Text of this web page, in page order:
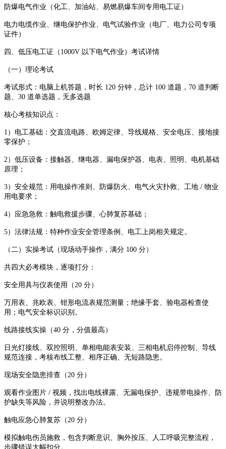
防爆电气作业（化工、加油站、易燃易爆车间专用电工证）
电力电缆作业、继电保护作业、电气试验作业（电厂、电力公司专项
证件）
四、低压电工证（1000V 以下电气作业）考试详情
（一）理论考试
考试形式：电脑上机答题，时长 120 分钟，总计 100 道题，70 道判断
题、30 道单选题，无多选题
核心考核知识点：
1）电工基础：交直流电路、欧姆定律、导线规格、安全电压、接地接
零保护；
2）低压设备：接触器、继电器、漏电保护器、电表、照明、电机基础
原理；
3）安全规范：用电操作准则、防爆防火、电气火灾扑救、工地 / 物业
用电要求；
4）应急急救：触电救援步骤、心肺复苏基础；
5）法律法规：特种作业安全管理条例、电工上岗相关规定。
（二）实操考试（现场动手操作，满分 100 分）
共四大必考模块，逐项打分：
安全用具与仪表使用（20 分）
万用表、兆欧表、钳形电流表规范测量；绝缘手套、验电器检查使
用；电气安全标识识别。
线路接线实操（40 分，分值最高）
日光灯接线、双控照明、单相电能表安装、三相电机启停控制、导线
规范连接，考核布线工整、相序正确、无短路隐患。
现场安全隐患排查（20 分）
观看作业图片 / 视频，找出电线裸露、无漏电保护、违规带电操作、防
护缺失等风险，并说明整改办法。
触电应急心肺复苏（20 分）
模拟触电伤员施救，包含判断意识、胸外按压、人工呼吸完整流程，
步骤错误大幅扣分。